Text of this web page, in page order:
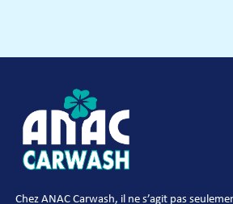
Chez ANAC Carwash, il ne s’agit pas